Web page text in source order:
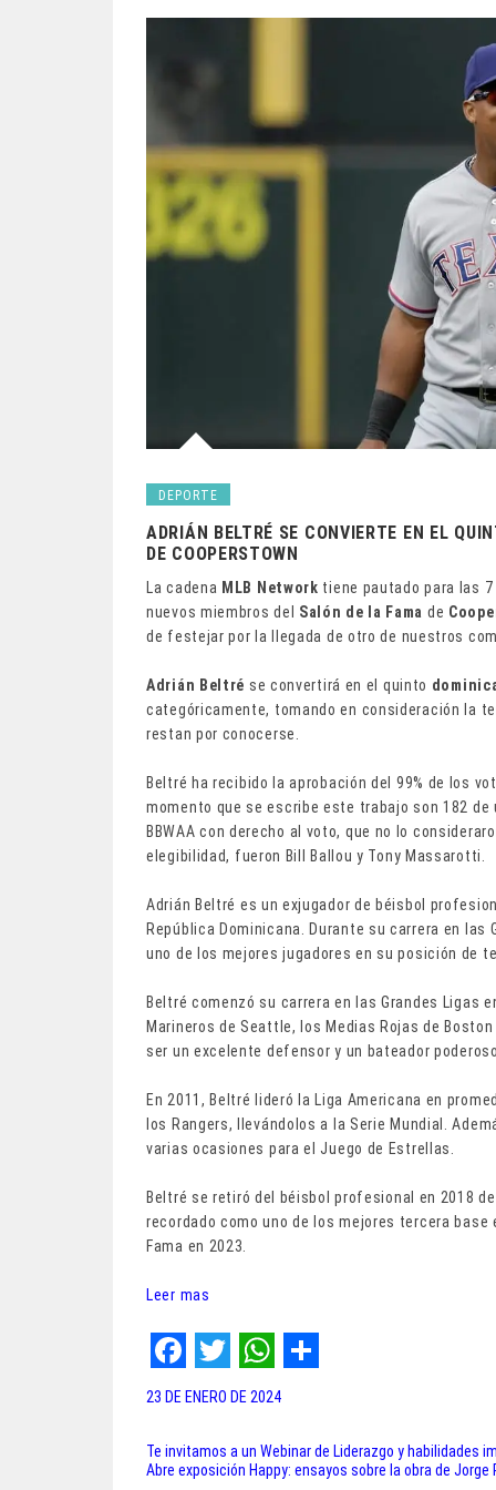
DEPORTE
ADRIÁN BELTRÉ SE CONVIERTE EN EL
DE COOPERSTOWN
La cadena MLB Network tiene pautado para las
nuevos miembros del Salón de la Fama de
de festejar por la llegada de otro de nuestros
Adrián Beltré se convertirá en el quinto
categóricamente, tomando en consideración la
restan por conocerse.
Beltré ha recibido la aprobación del 99% de los
momento que se escribe este trabajo son 182
BBWAA con derecho al voto, que no lo
elegibilidad, fueron Bill Ballou y Tony Massarotti.
Adrián Beltré es un exjugador de béisbol
República Dominicana. Durante su carrera en las
uno de los mejores jugadores en su posición de
Beltré comenzó su carrera en las Grandes Ligas
Marineros de Seattle, los Medias Rojas de
ser un excelente defensor y un bateador poderoso.
En 2011, Beltré lideró la Liga Americana en
los Rangers, llevándolos a la Serie Mundial.
varias ocasiones para el Juego de Estrellas.
Beltré se retiró del béisbol profesional en 2018
recordado como uno de los mejores tercera
Fama en 2023.
Leer mas
F
c
T
i
W
a
a
23 DE ENERO DE 2024
Navegación
Te invitamos a un Webinar de Liderazgo y habilidades
Abre exposición Happy: ensayos sobre la obra de Jorge